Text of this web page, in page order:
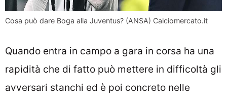
Cosa può dare Boga alla Juventus? (ANSA) Calciomercato.it
Quando entra in campo a gara in corsa ha una
rapidità che di fatto può mettere in difficoltà gli
avversari stanchi ed è poi concreto nelle